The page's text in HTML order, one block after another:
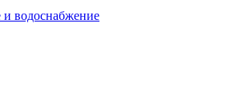
водоснабжение